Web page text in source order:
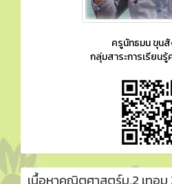
ครูนัทธมน ขุน
กลุ่มสาระการเรียน
เนื้อหาคณิตศาสตร์ม.2 เทอม